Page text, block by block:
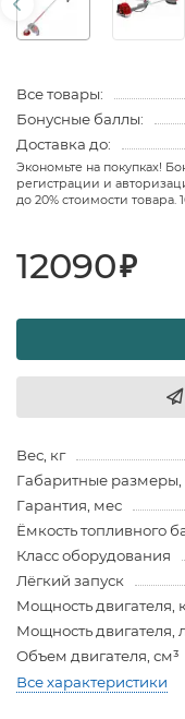
Все товары:
Бонусные баллы:
Доставка до:
Экономьте на покупках!
регистрации и
до 20% стоимости товара.
12090₽
Вес, кг
Габаритные
Гарантия, мес
Ёмкость топливного
Класс оборудования
Лёгкий запуск
Мощность двигателя,
Мощность двигателя,
Объем двигателя, см³
Все характеристики